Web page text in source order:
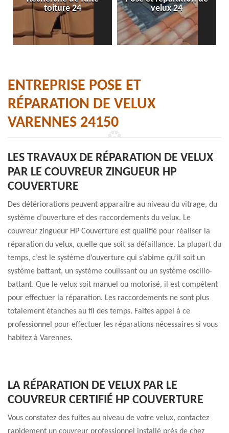
toiture 24
velux 24
ENTREPRISE POSE ET
RÉPARATION DE VELUX
VARENNES 24150
LES TRAVAUX DE RÉPARATION DE VELUX
PAR LE COUVREUR ZINGUEUR HP
COUVERTURE
Des détériorations peuvent apparaitre au niveau du vitrage, du
système d’ouverture et des raccordements du velux. Le
couvreur zingueur HP Couverture est qualifié pour réaliser la
réparation du velux, quelle que soit sa défaillance. La plupart du
temps, c’est le système d’ouverture qui s’abime qu’il soit un
système battant, un système coulissant ou un système oscillo-
battant. Que le velux soit manuel ou motorisé, il est compétent
pour effectuer la réparation. Les raccordements ne sont plus
totalement étanches au fil des temps. Faites appel à ce
professionnel pour effectuer les réparations nécessaires si vous
habitez à Varennes.
LA RÉPARATION DE VELUX PAR LE
COUVREUR CERTIFIÉ HP COUVERTURE
Vous constatez des fuites au niveau de votre velux, contactez